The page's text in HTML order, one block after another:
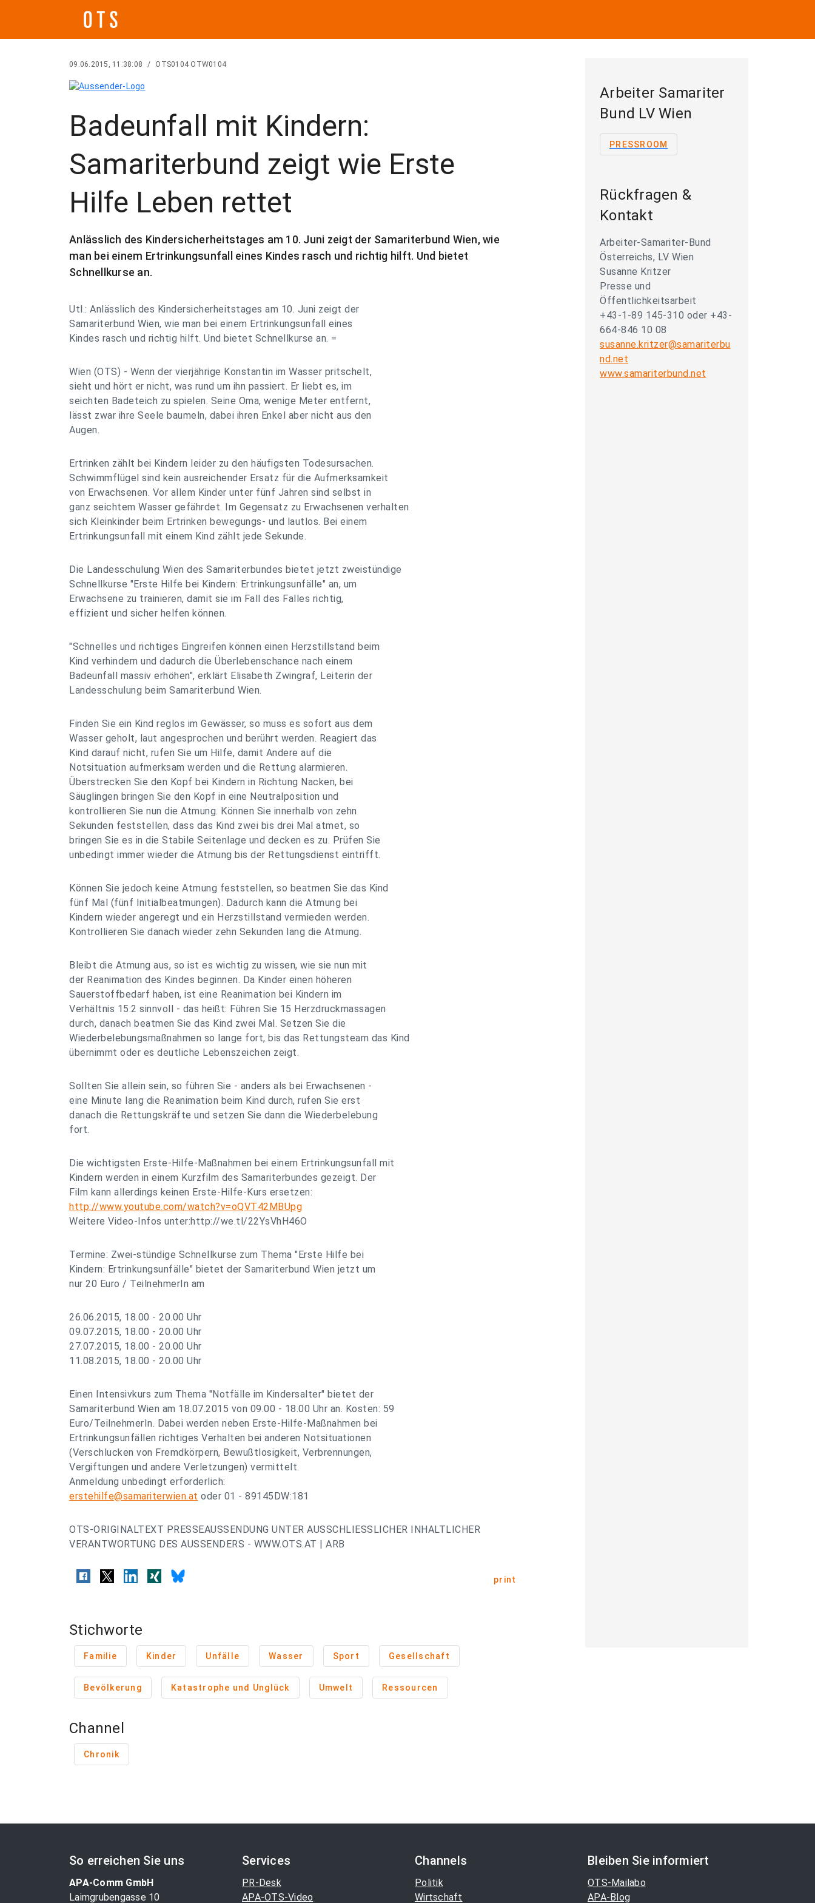
09.06.2015, 11:38:08 / OTS0104 OTW0104
Badeunfall mit Kindern:
Samariterbund zeigt wie Erste
Hilfe Leben rettet
Anlässlich des Kindersicherheitstages am 10. Juni zeigt der Samariterbund Wien, wie
man bei einem Ertrinkungsunfall eines Kindes rasch und richtig hilft. Und bietet
Schnellkurse an.
Utl.: Anlässlich des Kindersicherheitstages am 10. Juni zeigt der
Samariterbund Wien, wie man bei einem Ertrinkungsunfall eines
Kindes rasch und richtig hilft. Und bietet Schnellkurse an. =
Wien (OTS) - Wenn der vierjährige Konstantin im Wasser pritschelt,
sieht und hört er nicht, was rund um ihn passiert. Er liebt es, im
seichten Badeteich zu spielen. Seine Oma, wenige Meter entfernt,
lässt zwar ihre Seele baumeln, dabei ihren Enkel aber nicht aus den
Augen.
Ertrinken zählt bei Kindern leider zu den häufigsten Todesursachen.
Schwimmflügel sind kein ausreichender Ersatz für die Aufmerksamkeit
von Erwachsenen. Vor allem Kinder unter fünf Jahren sind selbst in
ganz seichtem Wasser gefährdet. Im Gegensatz zu Erwachsenen verhalten
sich Kleinkinder beim Ertrinken bewegungs- und lautlos. Bei einem
Ertrinkungsunfall mit einem Kind zählt jede Sekunde.
Die Landesschulung Wien des Samariterbundes bietet jetzt zweistündige
Schnellkurse "Erste Hilfe bei Kindern: Ertrinkungsunfälle" an, um
Erwachsene zu trainieren, damit sie im Fall des Falles richtig,
effizient und sicher helfen können.
"Schnelles und richtiges Eingreifen können einen Herzstillstand beim
Kind verhindern und dadurch die Überlebenschance nach einem
Badeunfall massiv erhöhen", erklärt Elisabeth Zwingraf, Leiterin der
Landesschulung beim Samariterbund Wien.
Finden Sie ein Kind reglos im Gewässer, so muss es sofort aus dem
Wasser geholt, laut angesprochen und berührt werden. Reagiert das
Kind darauf nicht, rufen Sie um Hilfe, damit Andere auf die
Notsituation aufmerksam werden und die Rettung alarmieren.
Überstrecken Sie den Kopf bei Kindern in Richtung Nacken, bei
Säuglingen bringen Sie den Kopf in eine Neutralposition und
kontrollieren Sie nun die Atmung. Können Sie innerhalb von zehn
Sekunden feststellen, dass das Kind zwei bis drei Mal atmet, so
bringen Sie es in die Stabile Seitenlage und decken es zu. Prüfen Sie
unbedingt immer wieder die Atmung bis der Rettungsdienst eintrifft.
Können Sie jedoch keine Atmung feststellen, so beatmen Sie das Kind
fünf Mal (fünf Initialbeatmungen). Dadurch kann die Atmung bei
Kindern wieder angeregt und ein Herzstillstand vermieden werden.
Kontrollieren Sie danach wieder zehn Sekunden lang die Atmung.
Bleibt die Atmung aus, so ist es wichtig zu wissen, wie sie nun mit
der Reanimation des Kindes beginnen. Da Kinder einen höheren
Sauerstoffbedarf haben, ist eine Reanimation bei Kindern im
Verhältnis 15:2 sinnvoll - das heißt: Führen Sie 15 Herzdruckmassagen
durch, danach beatmen Sie das Kind zwei Mal. Setzen Sie die
Wiederbelebungsmaßnahmen so lange fort, bis das Rettungsteam das Kind
übernimmt oder es deutliche Lebenszeichen zeigt.
Sollten Sie allein sein, so führen Sie - anders als bei Erwachsenen -
eine Minute lang die Reanimation beim Kind durch, rufen Sie erst
danach die Rettungskräfte und setzen Sie dann die Wiederbelebung
fort.
Die wichtigsten Erste-Hilfe-Maßnahmen bei einem Ertrinkungsunfall mit
Kindern werden in einem Kurzfilm des Samariterbundes gezeigt. Der
Film kann allerdings keinen Erste-Hilfe-Kurs ersetzen:
http://www.youtube.com/watch?v=oQVT42MBUpg
Weitere Video-Infos unter:http://we.tl/22YsVhH46O
Termine: Zwei-stündige Schnellkurse zum Thema "Erste Hilfe bei
Kindern: Ertrinkungsunfälle" bietet der Samariterbund Wien jetzt um
nur 20 Euro / TeilnehmerIn am
26.06.2015, 18.00 - 20.00 Uhr
09.07.2015, 18.00 - 20.00 Uhr
27.07.2015, 18.00 - 20.00 Uhr
11.08.2015, 18.00 - 20.00 Uhr
Einen Intensivkurs zum Thema "Notfälle im Kindersalter" bietet der
Samariterbund Wien am 18.07.2015 von 09.00 - 18.00 Uhr an. Kosten: 59
Euro/TeilnehmerIn. Dabei werden neben Erste-Hilfe-Maßnahmen bei
Ertrinkungsunfällen richtiges Verhalten bei anderen Notsituationen
(Verschlucken von Fremdkörpern, Bewußtlosigkeit, Verbrennungen,
Vergiftungen und andere Verletzungen) vermittelt.
Anmeldung unbedingt erforderlich:
erstehilfe@samariterwien.at oder 01 - 89145DW:181
OTS-ORIGINALTEXT PRESSEAUSSENDUNG UNTER AUSSCHLIESSLICHER INHALTLICHER
VERANTWORTUNG DES AUSSENDERS - WWW.OTS.AT | ARB
print
Stichworte
Familie Kinder Unfälle Wasser Sport Gesellschaft
Bevölkerung Katastrophe und Unglück Umwelt Ressourcen
Channel
Chronik
Arbeiter Samariter
Bund LV Wien
PRESSROOM
Rückfragen &
Kontakt
Arbeiter-Samariter-Bund
Österreichs, LV Wien
Susanne Kritzer
Presse und
Öffentlichkeitsarbeit
+43-1-89 145-310 oder +43-
664-846 10 08
susanne.kritzer@samariterbu
nd.net
www.samariterbund.net
So erreichen Sie uns
APA-Comm GmbH
Laimgrubengasse 10
Services
PR-Desk
APA-OTS-Video
Channels
Politik
Wirtschaft
Bleiben Sie informiert
OTS-Mailabo
APA-Blog